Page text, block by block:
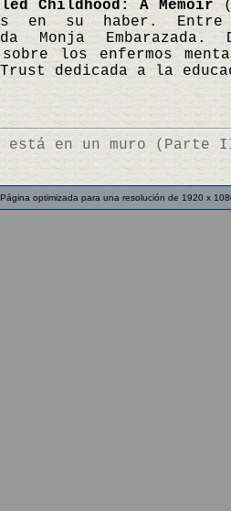
Childhood: A Memoir
en su haber.
Monja
sobre los enfermos
dedicada a la
está en un muro (Parte
Página optimizada para una resolución de 1920 x